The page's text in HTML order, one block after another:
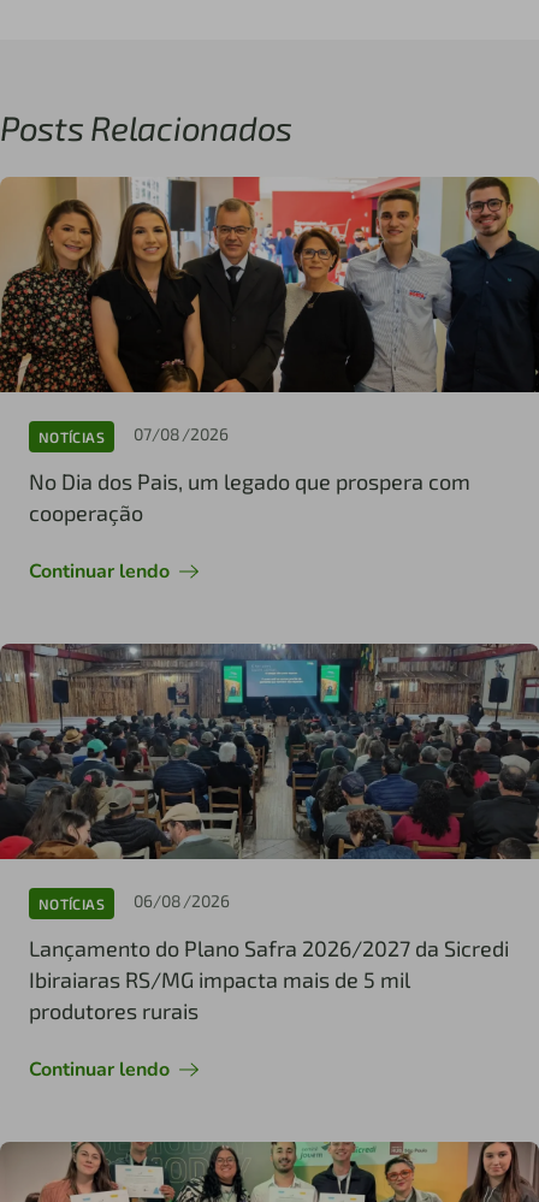
Posts Relacionados
NOTÍCIAS 07/08/2026
No Dia dos Pais, um legado que prospera com
cooperação
Continuar lendo
NOTÍCIAS 06/08/2026
Lançamento do Plano Safra 2026/2027 da Sicredi
Ibiraiaras RS/MG impacta mais de 5 mil
produtores rurais
Continuar lendo